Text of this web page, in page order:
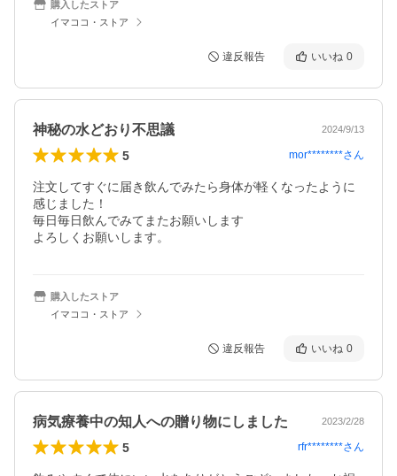
購入したストア
イマココ・ストア
違反報告 いいね 0
神秘の水どおり不思議 2024/9/13
5 mor********さん
注文してすぐに届き飲んでみたら身体が軽くなったように
感じました！
毎日毎日飲んでみてまたお願いします
よろしくお願いします。
購入したストア
イマココ・ストア
違反報告 いいね 0
病気療養中の知人への贈り物にしました 2023/2/28
5 rfr********さん